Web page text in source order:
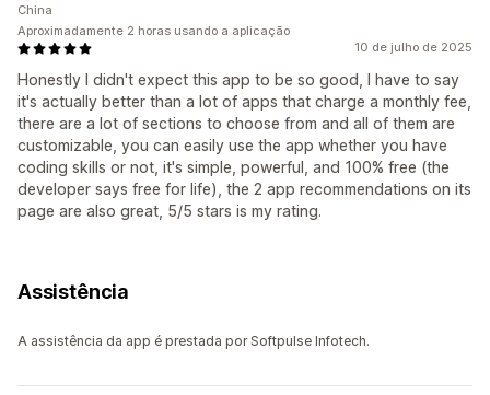
10 de julho de 2025
Honestly I didn't expect this app to be so good, I have to say
it's actually better than a lot of apps that charge a monthly fee,
there are a lot of sections to choose from and all of them are
customizable, you can easily use the app whether you have
coding skills or not, it's simple, powerful, and 100% free (the
developer says free for life), the 2 app recommendations on its
page are also great, 5/5 stars is my rating.
China
Aproximadamente 2 horas usando a aplicação
Assistência
A assistência da app é prestada por Softpulse Infotech.